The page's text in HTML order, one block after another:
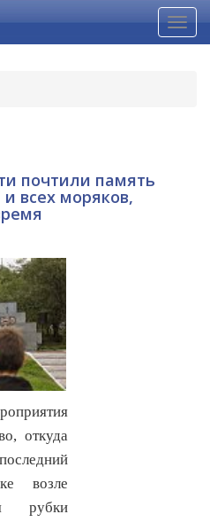
почтили память
всех моряков,
откуда
возле
рубки